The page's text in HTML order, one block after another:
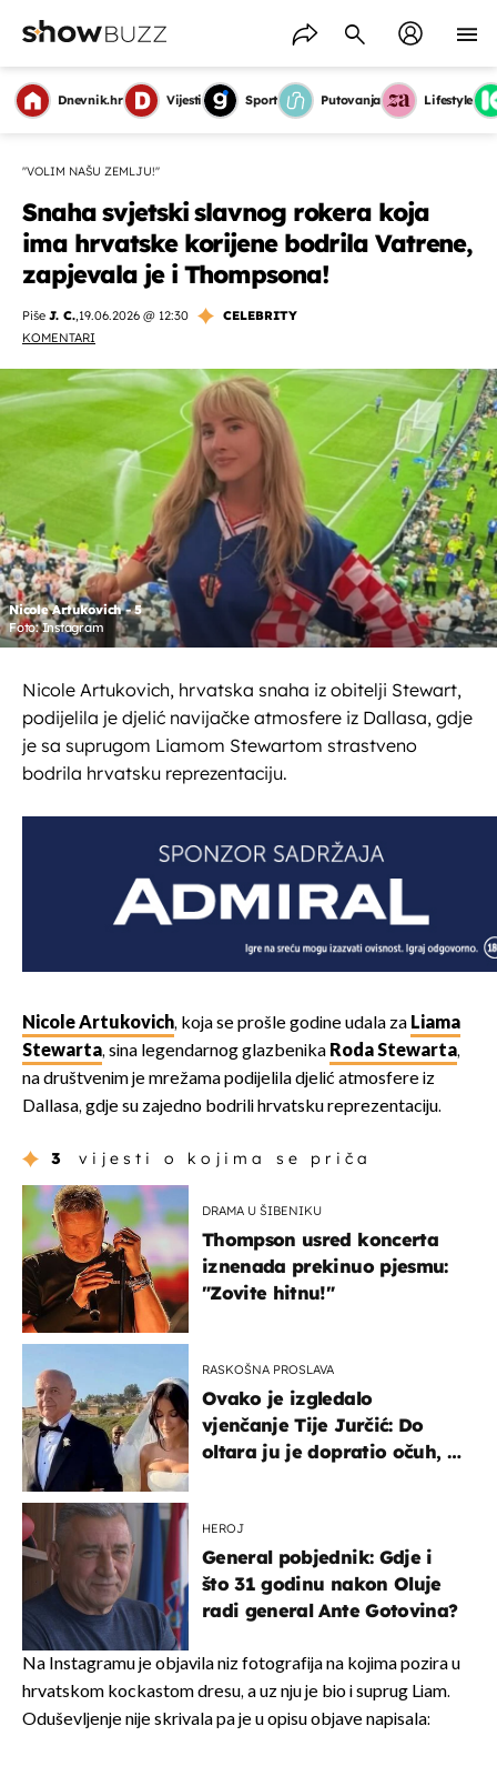
Dnevnik.hr Vijesti Sport Putovanja Lifestyle
''VOLIM NAŠU ZEMLJU!''
Snaha svjetski slavnog rokera koja
ima hrvatske korijene bodrila Vatrene,
zapjevala je i Thompsona!
Piše J. C.,19.06.2026 @ 12:30
CELEBRITY
KOMENTARI
Nicole Artukovich - 5
Foto: Instagram
Nicole Artukovich, hrvatska snaha iz obitelji Stewart,
podijelila je djelić navijačke atmosfere iz Dallasa, gdje
je sa suprugom Liamom Stewartom strastveno
bodrila hrvatsku reprezentaciju.
Nicole Artukovich, koja se prošle godine udala za Liama
Stewarta, sina legendarnog glazbenika Roda Stewarta,
na društvenim je mrežama podijelila djelić atmosfere iz
Dallasa, gdje su zajedno bodrili hrvatsku reprezentaciju.
3 vijesti o kojima se priča
DRAMA U ŠIBENIKU
Thompson usred koncerta
iznenada prekinuo pjesmu:
"Zovite hitnu!"
RASKOŠNA PROSLAVA
Ovako je izgledalo
vjenčanje Tije Jurčić: Do
oltara ju je dopratio očuh, a
HEROJ
General pobjednik: Gdje i
što 31 godinu nakon Oluje
radi general Ante Gotovina?
Na Instagramu je objavila niz fotografija na kojima pozira u
hrvatskom kockastom dresu, a uz nju je bio i suprug Liam.
Oduševljenje nije skrivala pa je u opisu objave napisala:
OMOGUĆI OBAVIJESTI